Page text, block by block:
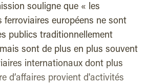
souligne que « les
ferroviaires européens ne sont
publics traditionnellement
sont de plus en plus souvent
internationaux dont plus
d’affaires provient d'activités